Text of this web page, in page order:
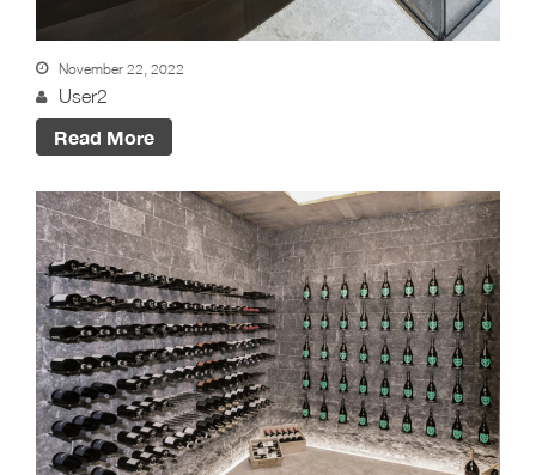
Living: Räume mit
Persönlichkeit
November 22, 2022
User2
Read More